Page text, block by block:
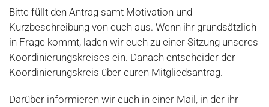
Bitte füllt den Antrag samt Motivation und
Kurzbeschreibung von euch aus. Wenn ihr grundsätzlich
in Frage kommt, laden wir euch zu einer Sitzung unseres
Koordinierungskreises ein. Danach entscheider der
Koordinierungskreis über euren Mitgliedsantrag.
Darüber informieren wir euch in einer Mail, in der ihr